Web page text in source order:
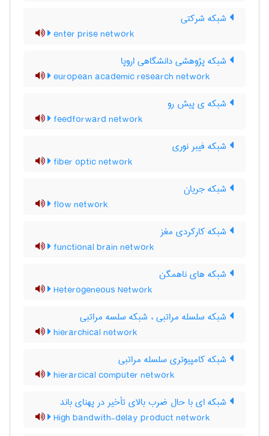
شبکه شرکتی
enter prise network
شبکه پژوهشی دانشگاهی اروپا
european academic research network
شبکه ی پیش رو
feedforward network
شبکه فیبر نوری
fiber optic network
شبکه جریان
flow network
شبکه کارکردی مغز
functional brain network
شبکه های ناهمگن
Heterogeneous Network
شبکه سلسله مراتبی ، شبکه سلسه مراتبی
hierarchical network
شبکه کامپیوتری سلسله مراتبی
hierarcical computer network
شبکه ای با حال ضرب بالای تأخیر در پهنای باند
High bandwith-delay product network